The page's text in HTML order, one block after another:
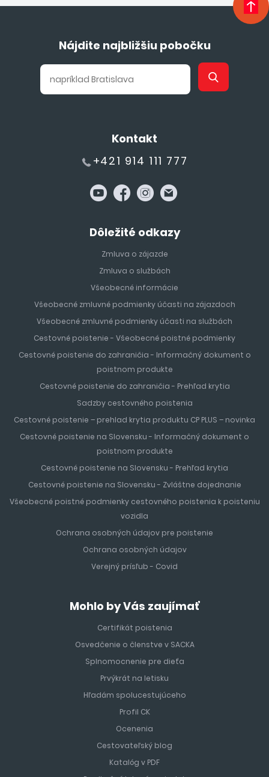
Nájdite najbližšiu pobočku
Kontakt
+421 914 111 777
Dôležité odkazy
Zmluva o zájazde
Zmluva o službách
Všeobecné informácie
Všeobecné zmluvné podmienky účasti na zájazdoch
Všeobecné zmluvné podmienky účasti na službách
Cestovné poistenie - Všeobecné poistné podmienky
Cestovné poistenie do zahraničia - Informačný dokument o
poistnom produkte
Cestovné poistenie do zahraničia - Prehľad krytia
Sadzby cestovného poistenia
Cestovné poistenie – prehlad krytia produktu CP PLUS – novinka
Cestovné poistenie na Slovensku - Informačný dokument o
poistnom produkte
Cestovné poistenie na Slovensku - Prehľad krytia
Cestovné poistenie na Slovensku - Zvláštne dojednanie
Všeobecné poistné podmienky cestovného poistenia k poisteniu
vozidla
Ochrana osobných údajov pre poistenie
Ochrana osobných údajov
Verejný prísľub - Covid
Mohlo by Vás zaujímať
Certifikát poistenia
Osvedčenie o členstve v SACKA
Splnomocnenie pre dieťa
Prvýkrát na letisku
Hľadám spolucestujúceho
Profil CK
Ocenenia
Cestovateľský blog
Katalóg v PDF